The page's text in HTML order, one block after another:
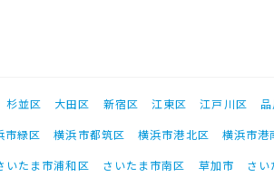
杉並区 大田区 新宿区 江東区 江戸川区
市緑区 横浜市都筑区 横浜市港北区 横浜市港
いたま市浦和区 さいたま市南区 草加市 さい